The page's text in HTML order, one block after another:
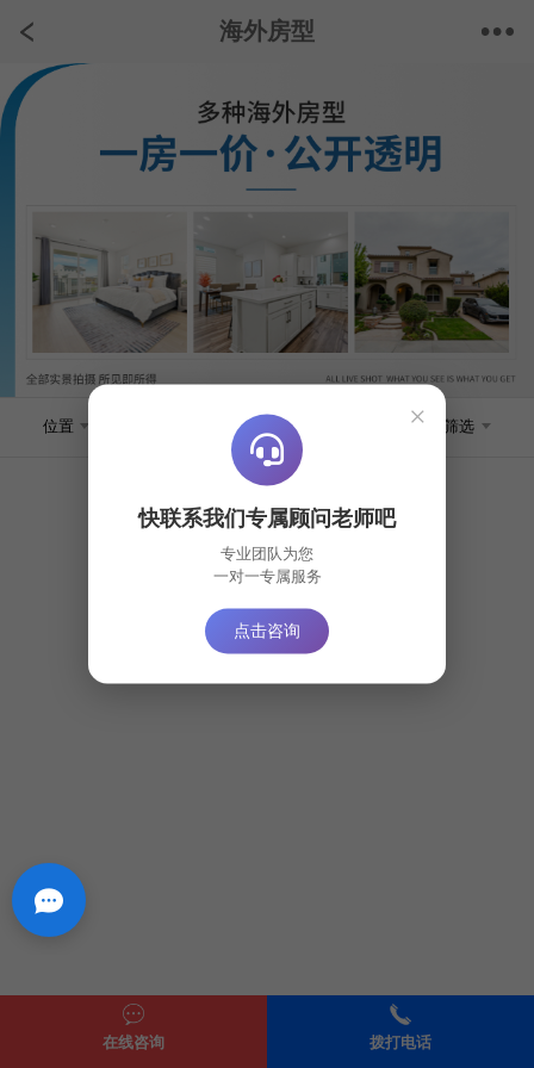
海外房型
位置 筛选
在线咨询 拨打电话
×
快联系我们专属顾问老师吧
专业团队为您
一对一专属服务
点击咨询